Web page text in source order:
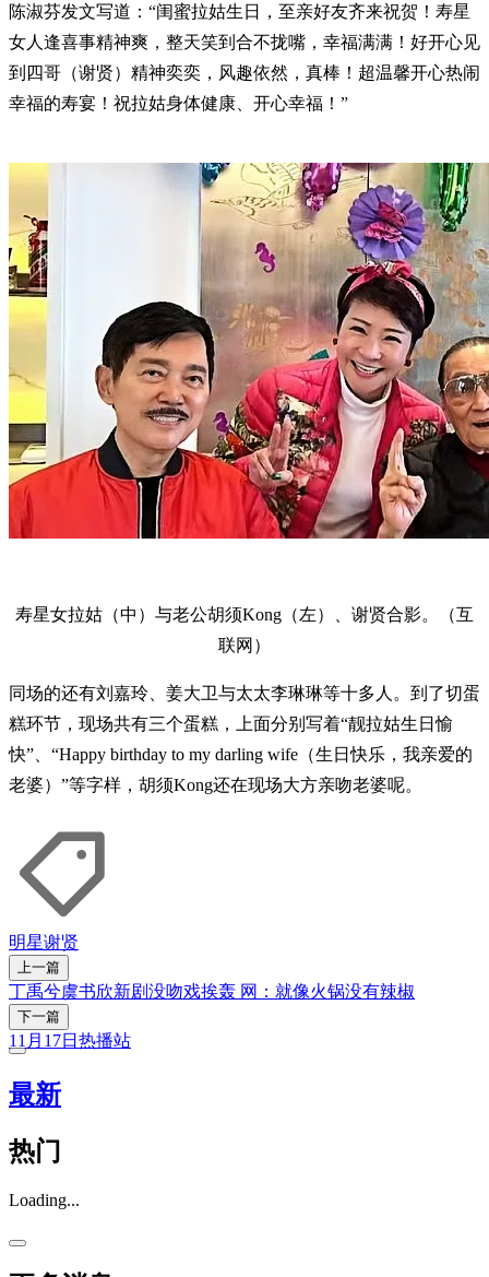
陈淑芬发文写道：“闺蜜拉姑生日，至亲好友齐来祝贺！寿星
女人逢喜事精神爽，整天笑到合不拢嘴，幸福满满！好开心见
到四哥（谢贤）精神奕奕，风趣依然，真棒！超温馨开心热闹
幸福的寿宴！祝拉姑身体健康、开心幸福！”
寿星女拉姑（中）与老公胡须Kong（左）、谢贤合影。（互
联网）
同场的还有刘嘉玲、姜大卫与太太李琳琳等十多人。到了切蛋
糕环节，现场共有三个蛋糕，上面分别写着“靓拉姑生日愉
快”、“Happy birthday to my darling wife（生日快乐，我亲爱的
老婆）”等字样，胡须Kong还在现场大方亲吻老婆呢。
明星谢贤
上一篇
丁禹兮虞书欣新剧没吻戏挨轰 网：就像火锅没有辣椒
下一篇
11月17日热播站
最新
热门
Loading...